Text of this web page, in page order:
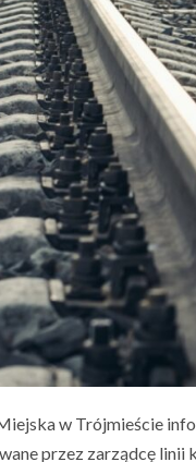
w Trójmieście
przez zarządcę linii